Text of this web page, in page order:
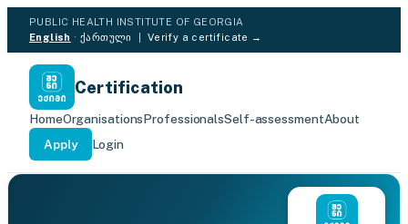
PUBLIC HEALTH INSTITUTE OF GEORGIA
English ·ქართული Verify a certificate →
Certification
HomeOrganisationsProfessionalsSelf-assessmentAbout
Apply
Login